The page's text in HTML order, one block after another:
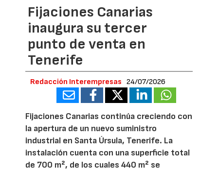
Fijaciones Canarias
inaugura su tercer
punto de venta en
Tenerife
Redacción Interempresas 24/07/2026
Fijaciones Canarias continúa creciendo con
la apertura de un nuevo suministro
industrial en Santa Úrsula, Tenerife. La
instalación cuenta con una superficie total
de 700 m², de los cuales 440 m² se